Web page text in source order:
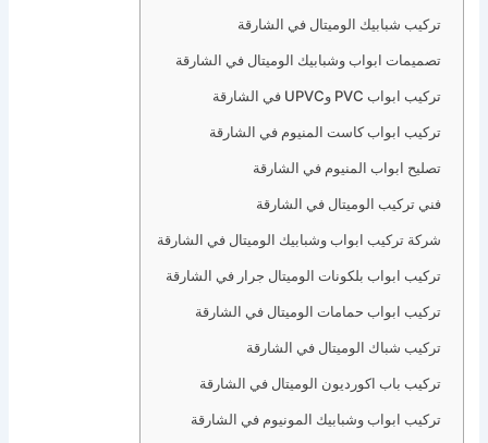
تركيب شبابيك الوميتال في الشارقة
تصميمات ابواب وشبابيك الوميتال في الشارقة
تركيب ابواب PVC وUPVC في الشارقة
تركيب ابواب كاست المنيوم في الشارقة
تصليح ابواب المنيوم في الشارقة
فني تركيب الوميتال في الشارقة
شركة تركيب ابواب وشبابيك الوميتال في الشارقة
تركيب ابواب بلكونات الوميتال جرار في الشارقة
تركيب ابواب حمامات الوميتال في الشارقة
تركيب شباك الوميتال في الشارقة
تركيب باب اكورديون الوميتال في الشارقة
تركيب ابواب وشبابيك المونيوم في الشارقة